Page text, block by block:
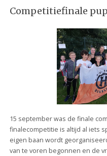
Competitiefinale
15 september was de finale
finalecompetitie is altijd al iets
eigen baan wordt
van te voren begonnen en de